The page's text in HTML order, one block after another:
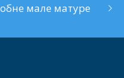
мале матуре